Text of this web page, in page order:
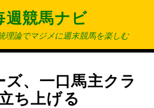
週競馬ナビ
理論でマジメに週末競馬を楽しむ
、一口馬主クラ
ち上げる